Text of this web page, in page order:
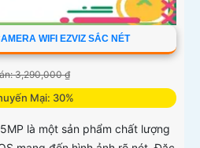
WIFI EZVIZ SẮC NÉT
3,290,000 ₫
Mại: 30%
là một sản phẩm chất lượng